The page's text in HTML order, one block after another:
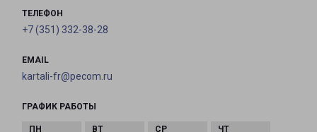
ТЕЛЕФОН
+7 (351) 332-38-28
EMAIL
kartali-fr@pecom.ru
ГРАФИК РАБОТЫ